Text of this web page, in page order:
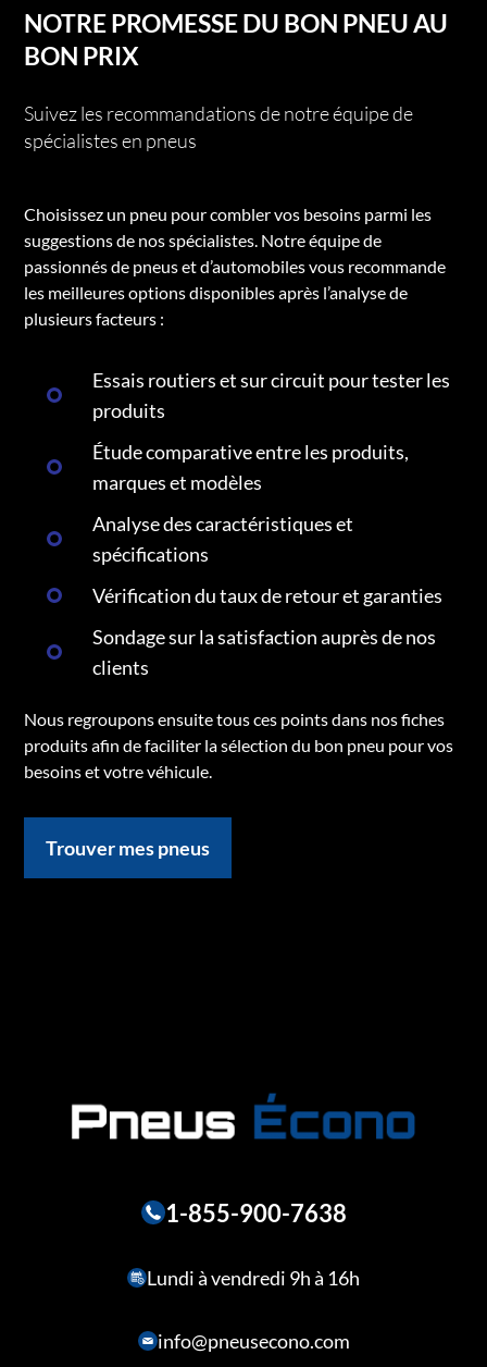
NOTRE PROMESSE DU BON PNEU AU
BON PRIX
Suivez les recommandations de notre équipe de
spécialistes en pneus
Choisissez un pneu pour combler vos besoins parmi les
suggestions de nos spécialistes. Notre équipe de
passionnés de pneus et d’automobiles vous recommande
les meilleures options disponibles après l’analyse de
plusieurs facteurs :
Essais routiers et sur circuit pour tester les
produits
Étude comparative entre les produits,
marques et modèles
Analyse des caractéristiques et
spécifications
Vérification du taux de retour et garanties
Sondage sur la satisfaction auprès de nos
clients
Nous regroupons ensuite tous ces points dans nos fiches
produits afin de faciliter la sélection du bon pneu pour vos
besoins et votre véhicule.
Trouver mes pneus
1-855-900-7638
Lundi à vendredi 9h à 16h
info@pneusecono.com